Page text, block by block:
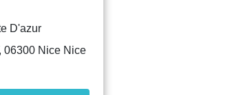
D'azur
06300 Nice Nice